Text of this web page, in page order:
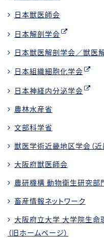
日本獣医師会
日本解剖学会
日本獣医解剖学会／獣医
日本組織細胞化学会
日本神経内分泌学会
農林水産省
文部科学省
獣医学術近畿地区学会（近
大阪府獣医師会
農研機構 動物衛生研究部
畜産情報ネットワーク
大阪府立大学 大学院生命
（旧ホームページ）